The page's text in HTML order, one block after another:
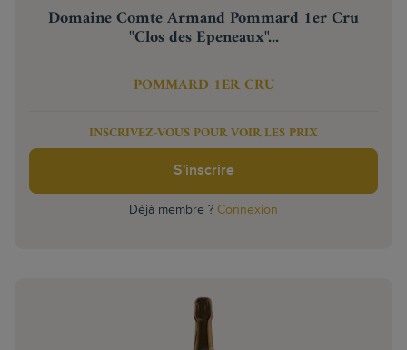
Domaine Comte Armand Pommard 1er Cru
"Clos des Epeneaux"...
POMMARD 1ER CRU
INSCRIVEZ-VOUS POUR VOIR LES PRIX
S'inscrire
Déjà membre ? Connexion